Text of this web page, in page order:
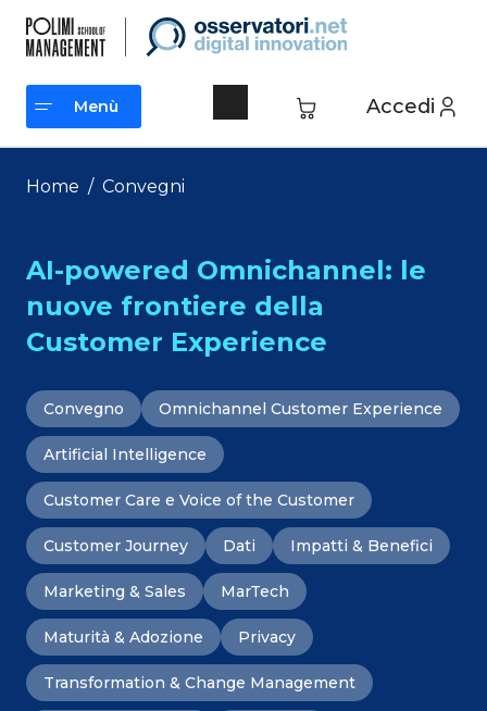
contenuto
Accedi
Menù
Menù
Home / Convegni
AI-powered Omnichannel: le
nuove frontiere della
Customer Experience
Convegno Omnichannel Customer Experience
Artificial Intelligence
Customer Care e Voice of the Customer
Customer Journey Dati Impatti & Benefici
Marketing & Sales MarTech
Maturità & Adozione Privacy
Transformation & Change Management